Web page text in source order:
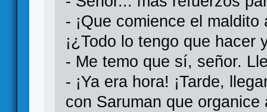
- ¡Que comience el
¡¿Todo lo tengo que hacer
- Me temo que sí, señor.
- ¡Ya era hora! ¡Tarde,
con Saruman que